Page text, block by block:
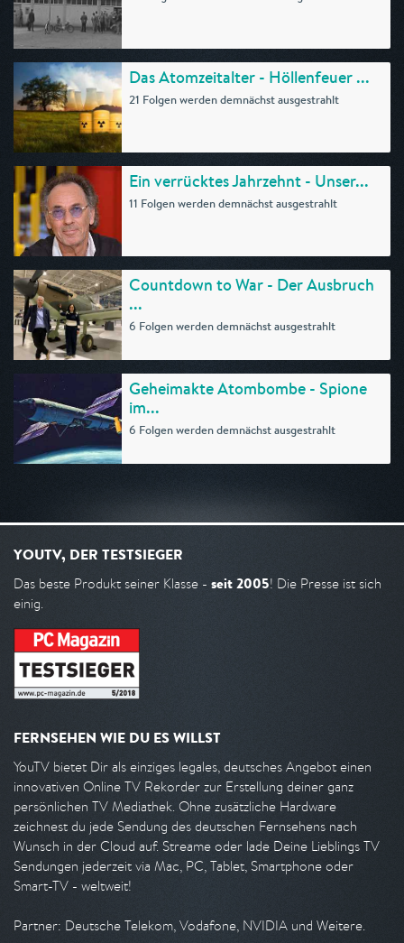
Das Atomzeitalter - Höllenfeuer ...
21 Folgen werden demnächst ausgestrahlt
Ein verrücktes Jahrzehnt - Unser...
11 Folgen werden demnächst ausgestrahlt
Countdown to War - Der Ausbruch
...
6 Folgen werden demnächst ausgestrahlt
Geheimakte Atombombe - Spione
im...
6 Folgen werden demnächst ausgestrahlt
YOUTV, DER TESTSIEGER
Das beste Produkt seiner Klasse - seit 2005! Die Presse ist sich
einig.
FERNSEHEN WIE DU ES WILLST
YouTV bietet Dir als einziges legales, deutsches Angebot einen
innovativen Online TV Rekorder zur Erstellung deiner ganz
persönlichen TV Mediathek. Ohne zusätzliche Hardware
zeichnest du jede Sendung des deutschen Fernsehens nach
Wunsch in der Cloud auf. Streame oder lade Deine Lieblings TV
Sendungen jederzeit via Mac, PC, Tablet, Smartphone oder
Smart-TV - weltweit!
Partner: Deutsche Telekom, Vodafone, NVIDIA und Weitere.